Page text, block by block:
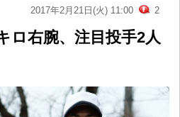
2017年2月21日(火) 11:00 2
ロ右腕、注目投手2人